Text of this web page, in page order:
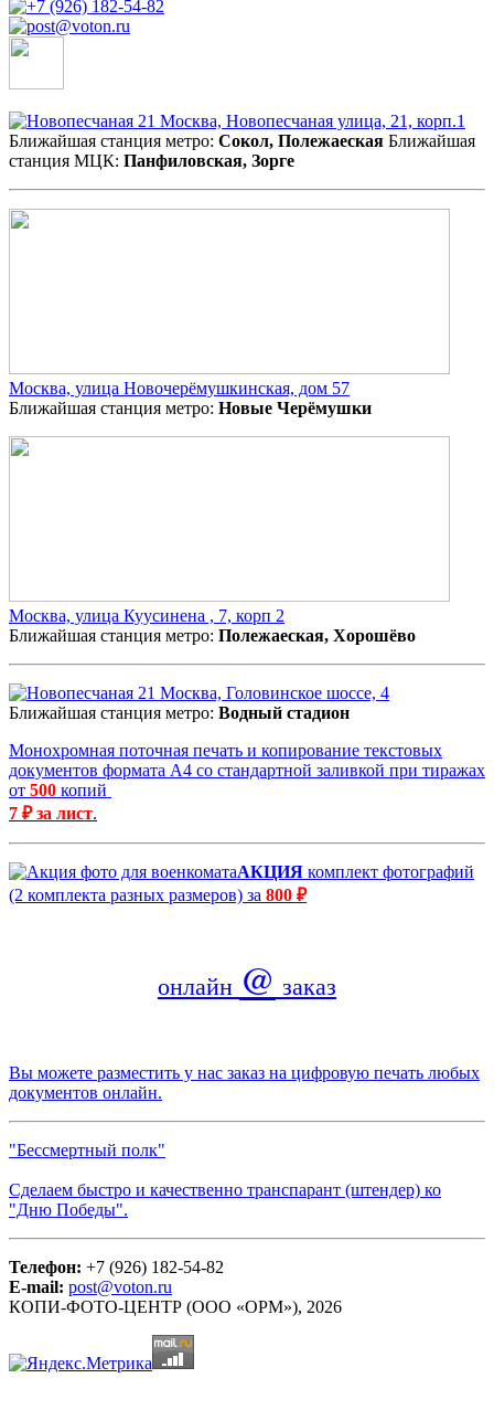
Москва, Новопесчаная улица, 21, корп.1
Ближайшая станция метро: Сокол, Полежаеская Ближайшая
станция МЦК: Панфиловская, Зорге
Москва, улица Новочерёмушкинская, дом 57
Ближайшая станция метро: Новые Черёмушки
Москва, улица Куусинена , 7, корп 2
Ближайшая станция метро: Полежаеская, Хорошёво
Москва, Головинское шоссе, 4
Ближайшая станция метро: Водный стадион
Монохромная поточная печать и копирование текстовых
документов формата А4 со стандартной заливкой при тиражах
от 500 копий
7 ₽ за лист.
АКЦИЯ комплект фотографий
(2 комплекта разных размеров) за 800 ₽
онлайн @ заказ
Вы можете разместить у нас заказ на цифровую печать любых
документов онлайн.
"Бессмертный полк"
Сделаем быстро и качественно транспарант (штендер) ко
"Дню Победы".
Телефон: +7 (926) 182-54-82
E-mail: post@voton.ru
КОПИ-ФОТО-ЦЕНТР (ООО «ОРМ»), 2026